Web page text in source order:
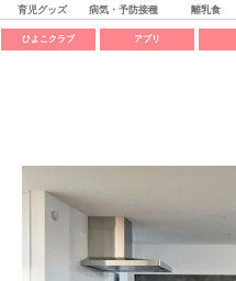
育児グッズ 病気・予防接種 離乳食
ひよこクラブ アプリ